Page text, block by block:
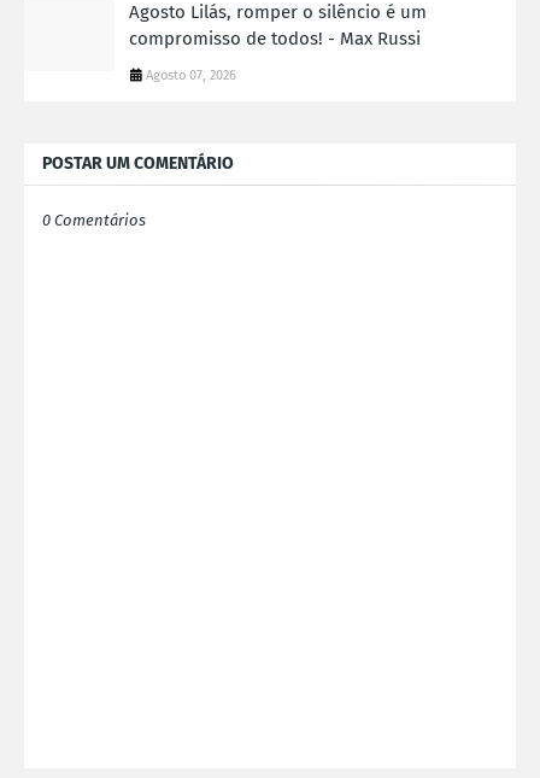
Agosto Lilás, romper o silêncio é um
compromisso de todos! - Max Russi
Agosto 07, 2026
POSTAR UM COMENTÁRIO
0 Comentários